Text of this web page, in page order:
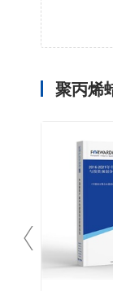
聚丙烯